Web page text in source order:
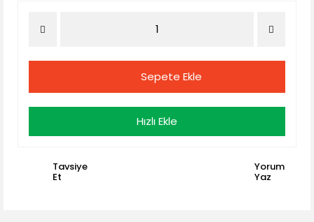
Sepete Ekle
Hızlı Ekle
Tavsiye
Et
Yorum
Yaz